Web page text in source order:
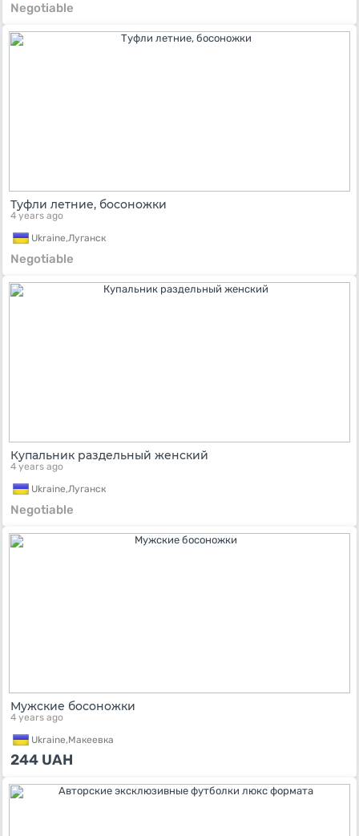
Negotiable
Туфли летние, босоножки
4 years ago
Ukraine,Луганск
Negotiable
Купальник раздельный женский
4 years ago
Ukraine,Луганск
Negotiable
Мужские босоножки
4 years ago
Ukraine,Макеевка
244 UAH